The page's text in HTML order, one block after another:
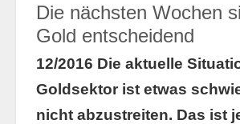
Die nächsten Wochen
Gold entscheidend
12/2016 Die aktuelle
Goldsektor ist etwas
nicht abzustreiten. Das ist